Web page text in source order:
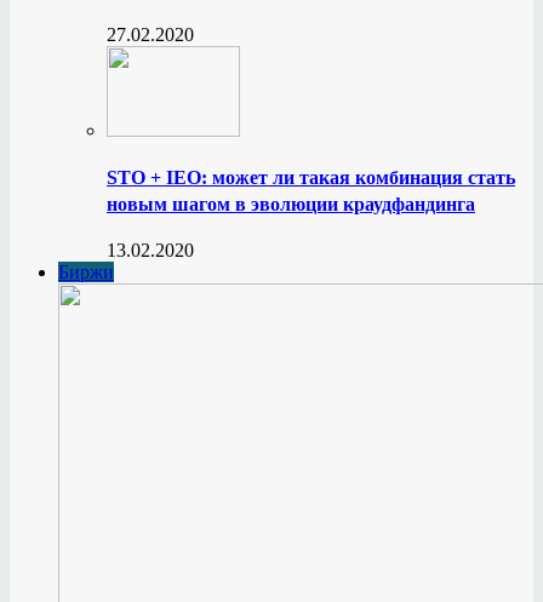
27.02.2020
STO + IEO: может ли такая комбинация стать
новым шагом в эволюции краудфандинга
13.02.2020
Биржи